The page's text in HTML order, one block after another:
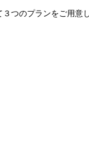
つのプランをご用意